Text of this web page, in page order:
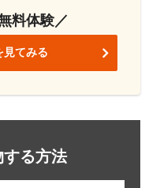
料体験／
てみる
る方法